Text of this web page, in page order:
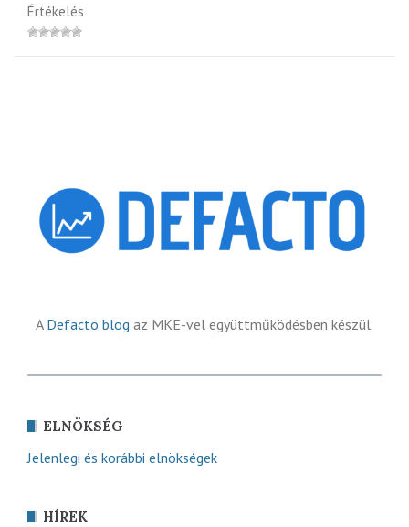
Értékelés
A Defacto blog az MKE-vel együttműködésben készül.
ELNÖKSÉG
Jelenlegi és korábbi elnökségek
HÍREK